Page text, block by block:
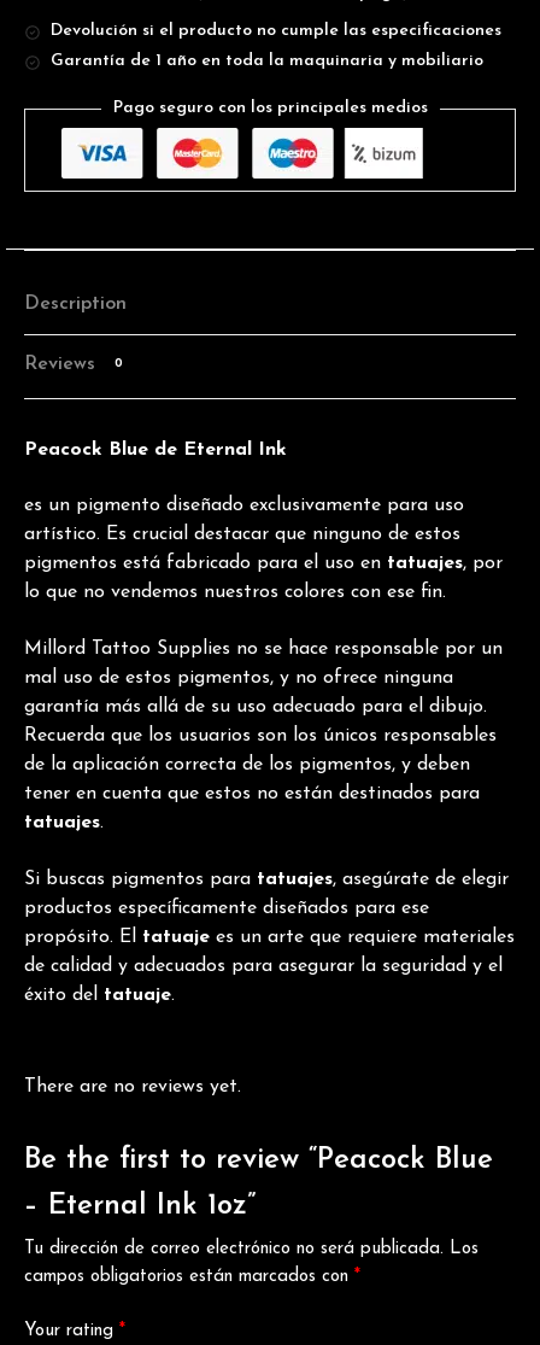
Devolución si el producto no cumple las especificaciones
Garantía de 1 año en toda la maquinaria y mobiliario
Pago seguro con los principales medios
Description
Reviews 0
Peacock Blue de Eternal Ink
es un pigmento diseñado exclusivamente para uso
artístico. Es crucial destacar que ninguno de estos
pigmentos está fabricado para el uso en tatuajes, por
lo que no vendemos nuestros colores con ese fin.
Millord Tattoo Supplies no se hace responsable por un
mal uso de estos pigmentos, y no ofrece ninguna
garantía más allá de su uso adecuado para el dibujo.
Recuerda que los usuarios son los únicos responsables
de la aplicación correcta de los pigmentos, y deben
tener en cuenta que estos no están destinados para
tatuajes.
Si buscas pigmentos para tatuajes, asegúrate de elegir
productos específicamente diseñados para ese
propósito. El tatuaje es un arte que requiere materiales
de calidad y adecuados para asegurar la seguridad y el
éxito del tatuaje.
There are no reviews yet.
Be the first to review “Peacock Blue
– Eternal Ink 1oz”
Tu dirección de correo electrónico no será publicada. Los
campos obligatorios están marcados con *
Your rating *